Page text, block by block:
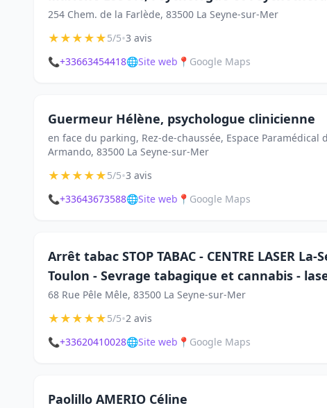
254 Chem. de la Farlède, 83500 La Seyne-sur-Mer
★★★★★5/5•3 avis
📞+33663454418🌐Site web 📍 Google Maps
Guermeur Hélène, psychologue clinicienne
en face du parking, Rez-de-chaussée, Espace Paramédical
Armando, 83500 La Seyne-sur-Mer
★★★★★5/5•3 avis
📞+33643673588🌐Site web 📍 Google Maps
Arrêt tabac STOP TABAC - CENTRE LASER
Toulon - Sevrage tabagique et cannabis -
68 Rue Pêle Mêle, 83500 La Seyne-sur-Mer
★★★★★5/5•2 avis
📞+33620410028🌐Site web 📍 Google Maps
Paolillo AMERIO Céline